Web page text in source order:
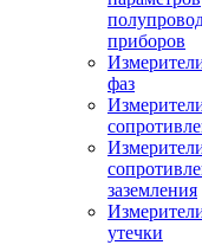
приборов
фаз
заземления
утечки